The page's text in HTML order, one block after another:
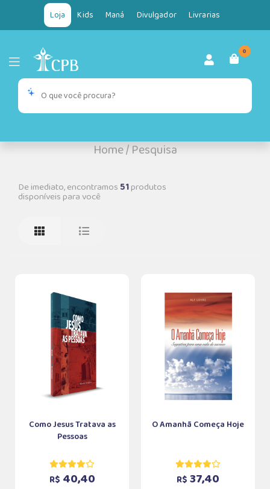
Loja Kids Maná Divulgador Livrarias
0
Home/Pesquisa
De imediato, encontramos 51produtos
disponíveis para você
Como Jesus Tratava as
Pessoas
R$ 40,40
O Amanhã Começa Hoje
R$ 37,40